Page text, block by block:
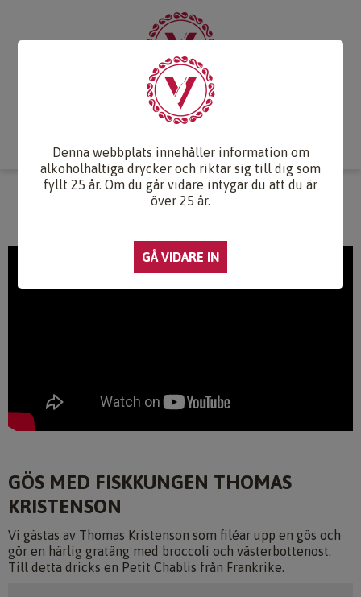
Druvlexikon
Webb-TV Om oss
WEBB-TV
GÖS MED FISKKUNGEN THOMAS
KRISTENSON
Vi gästas av Thomas Kristenson som filéar upp en gös och
gör en härlig gratäng med broccoli och västerbottenost.
Till detta dricks en Petit Chablis från Frankrike.
Denna webbplats innehåller information om
alkoholhaltiga drycker och riktar sig till dig som
fyllt 25 år. Om du går vidare intygar du att du är
över 25 år.